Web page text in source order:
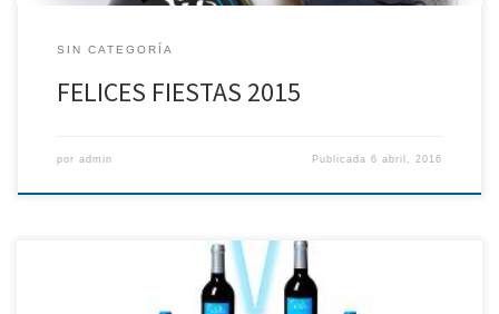
SIN CATEGORÍA
FELICES FIESTAS 2015
por admin Publicada6 abril, 2016